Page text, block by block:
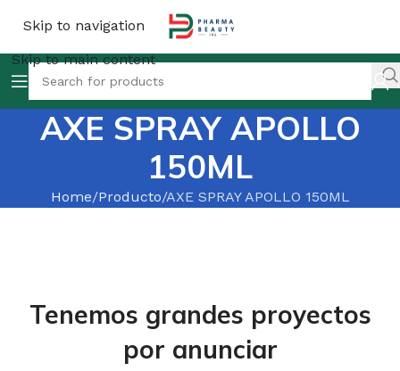
Skip to navigation
Skip to main content
AXE SPRAY APOLLO
150ML
Home Producto AXE SPRAY APOLLO 150ML
Tenemos grandes proyectos
por anunciar